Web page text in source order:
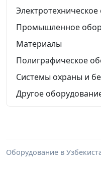
Промышленное
Материалы
Полиграфическое
Системы охраны и
Другое
Оборудование в